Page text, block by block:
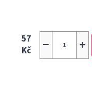
57
Kč
+
−